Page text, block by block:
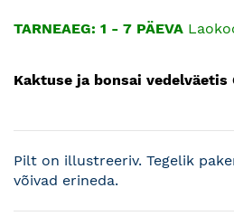
gallery
TARNEAEG: 1 - 7 PÄEVA
Kaktuse ja bonsai vedelväetis
Pilt on illustreeriv. Tegelik
võivad erineda.